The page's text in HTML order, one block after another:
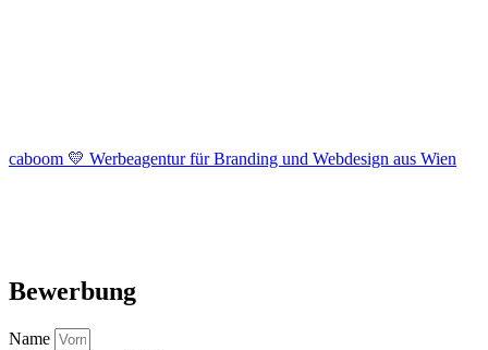
caboom 💛 Werbeagentur für Branding und Webdesign aus Wien
Bewerbung
Name